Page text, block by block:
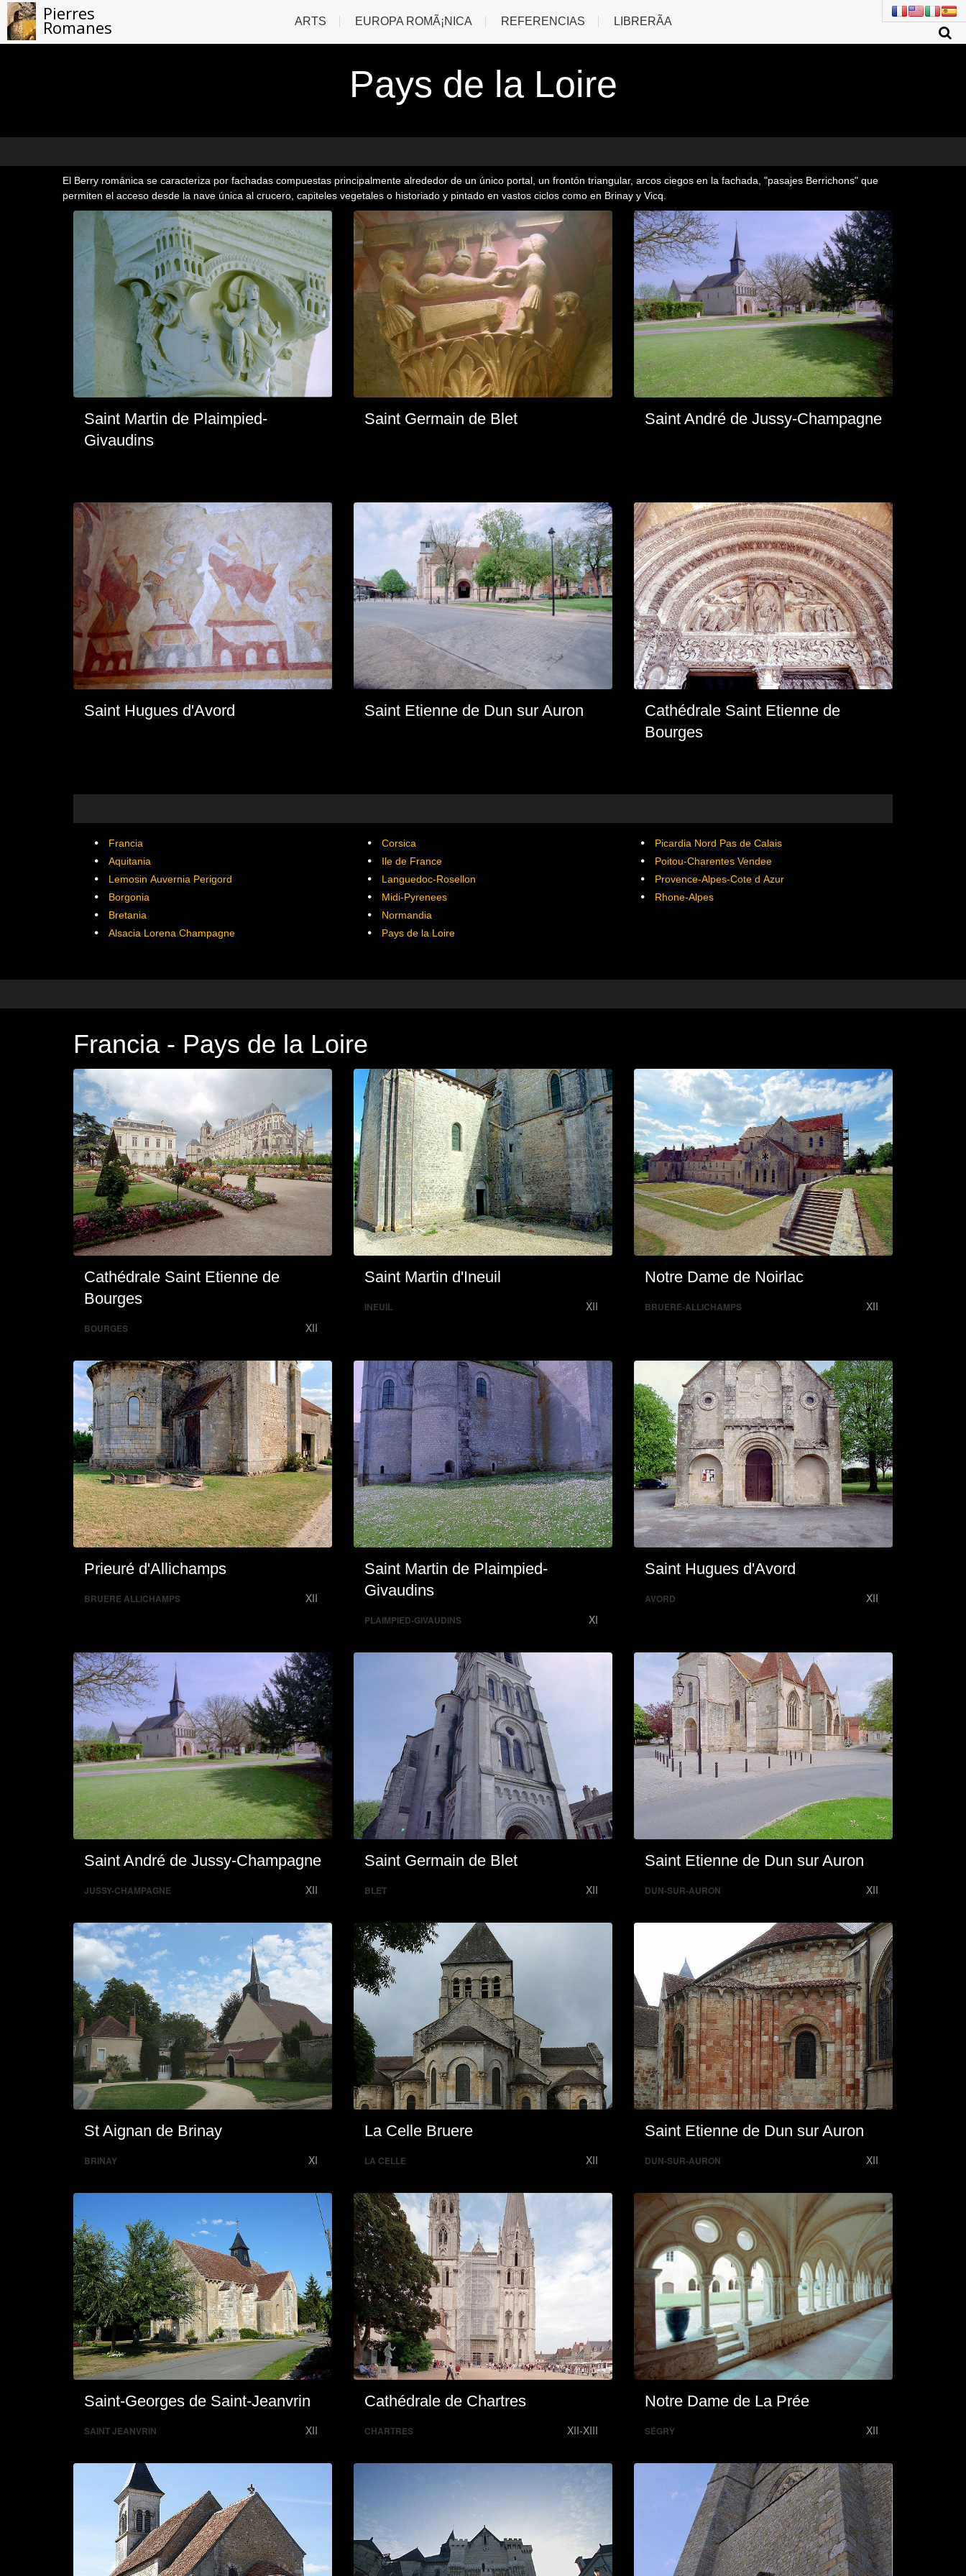
Pierres
Romanes ARTS EUROPA ROMÃ¡NICA REFERENCIAS LIBRERÃ­A
Pays de la Loire
El Berry románica se caracteriza por fachadas compuestas principalmente alrededor de un único portal, un frontón triangular, arcos ciegos en la fachada, "pasajes Berrichons" que
permiten el acceso desde la nave única al crucero, capiteles vegetales o historiado y pintado en vastos ciclos como en Brinay y Vicq.
Saint Martin de Plaimpied-
Givaudins
Saint Germain de Blet Saint André de Jussy-Champagne
Saint Hugues d'Avord Saint Etienne de Dun sur Auron
Cathédrale Saint Etienne de
Bourges
Francia
Aquitania
Lemosin Auvernia Perigord
Borgonia
Bretania
Alsacia Lorena Champagne
Corsica
Ile de France
Languedoc-Rosellon
Midi-Pyrenees
Normandia
Pays de la Loire
Picardia Nord Pas de Calais
Poitou-Charentes Vendee
Provence-Alpes-Cote d Azur
Rhone-Alpes
Francia - Pays de la Loire
Cathédrale Saint Etienne de
Bourges
BOURGES XII
Saint Martin d'Ineuil
INEUIL XII
Notre Dame de Noirlac
BRUERE-ALLICHAMPS XII
Prieuré d'Allichamps
BRUÈRE ALLICHAMPS XII
Saint Martin de Plaimpied-
Givaudins
PLAIMPIED-GIVAUDINS XI
Saint Hugues d'Avord
AVORD XII
Saint André de Jussy-Champagne
JUSSY-CHAMPAGNE XII
Saint Germain de Blet
BLET XII
Saint Etienne de Dun sur Auron
DUN-SUR-AURON XII
St Aignan de Brinay
BRINAY XI
La Celle Bruere
LA CELLE XII
Saint Etienne de Dun sur Auron
DUN-SUR-AURON XII
Saint-Georges de Saint-Jeanvrin
SAINT JEANVRIN XII
Cathédrale de Chartres
CHARTRES XII-XIII
Notre Dame de La Prée
SÉGRY XII